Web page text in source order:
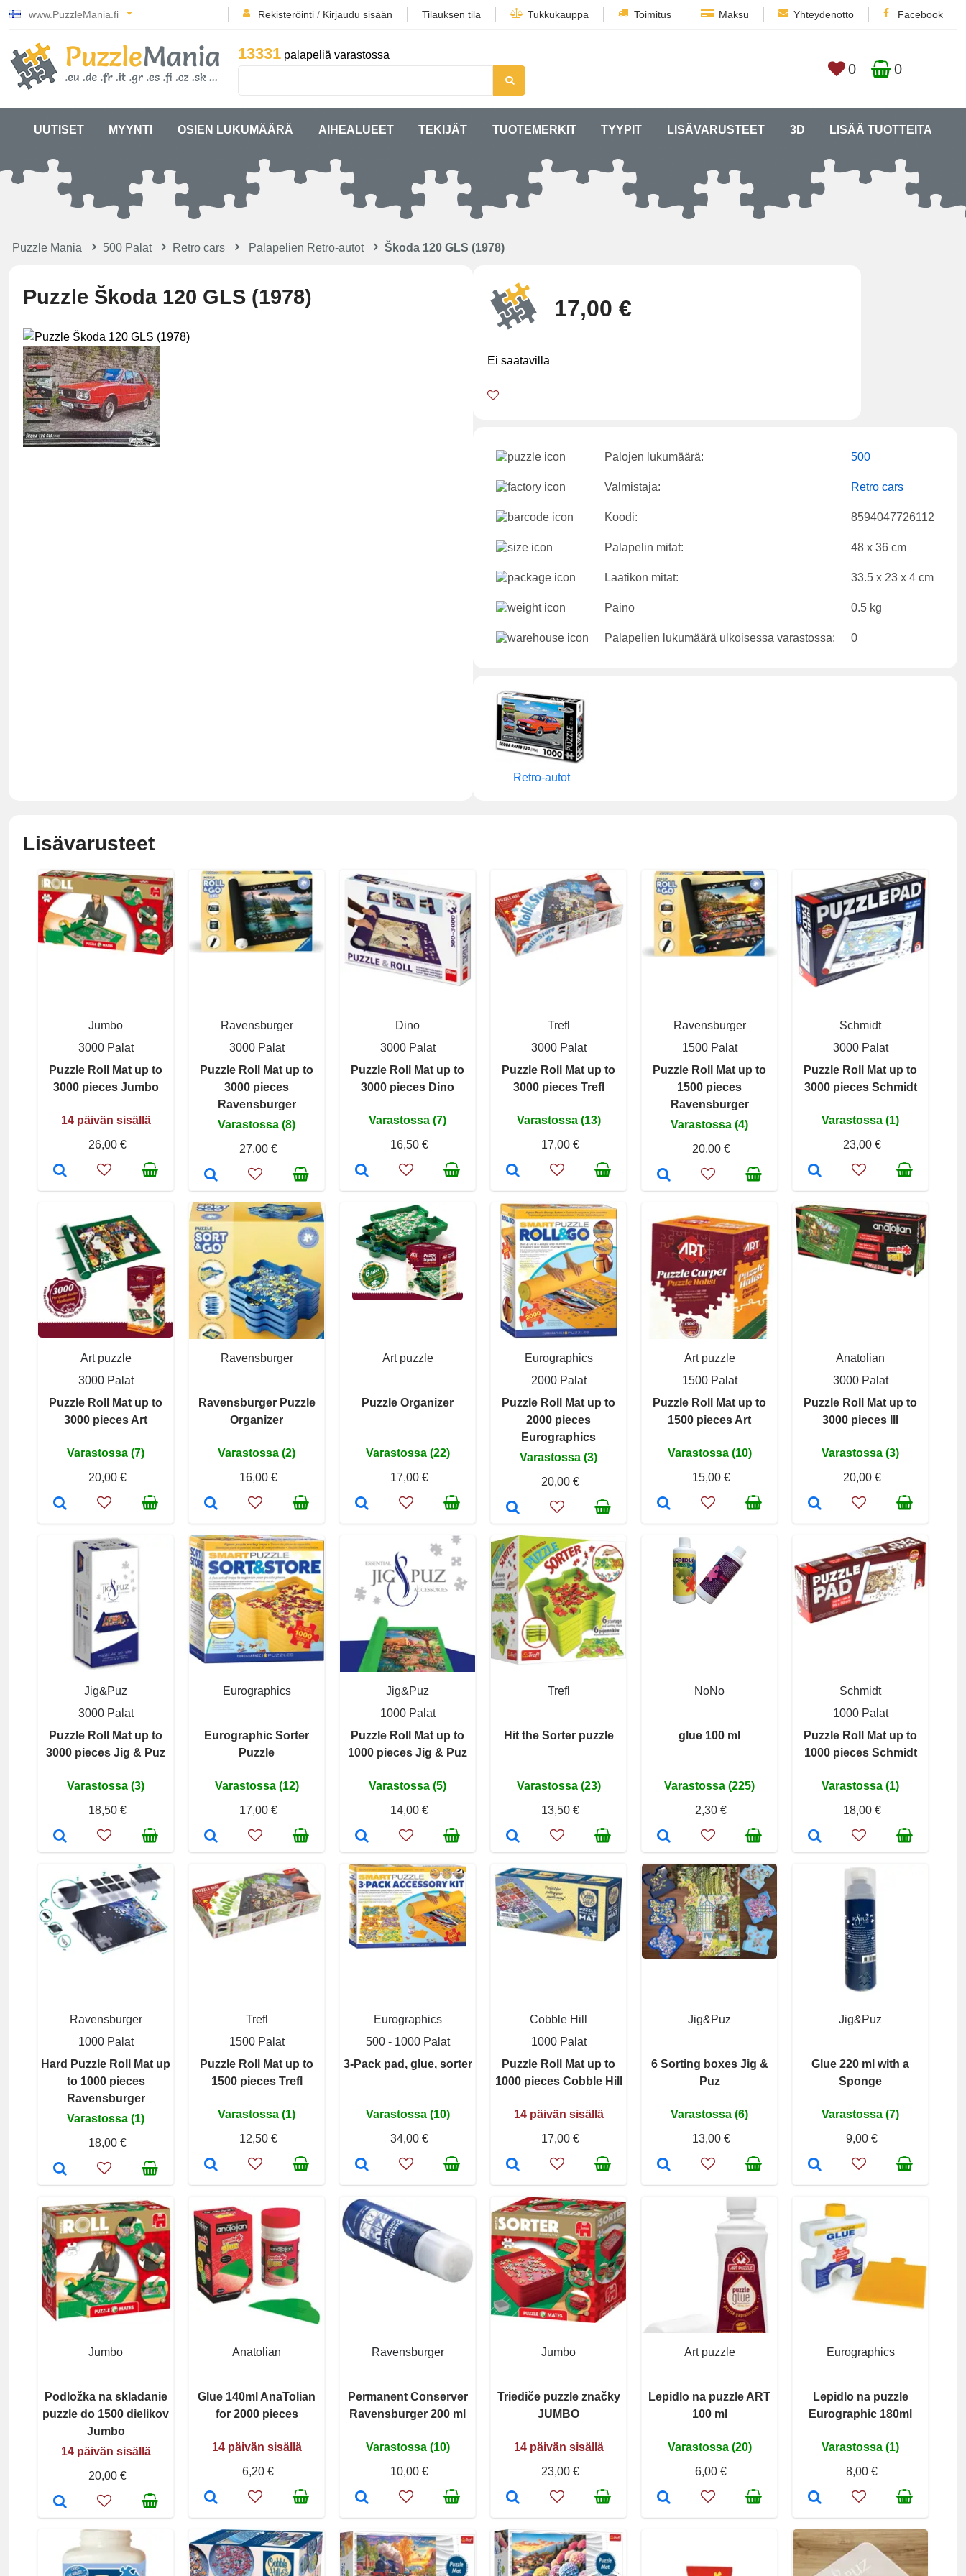
www.PuzzleMania.fi Rekisteröinti / Kirjaudu sisään Tilauksen tila Tukkukauppa Toimitus Maksu Yhteydenotto Facebook
13331 palapeliä varastossa
0 0
UUTISET MYYNTI OSIEN LUKUMÄÄRÄ AIHEALUEET TEKIJÄT TUOTEMERKIT TYYPIT LISÄVARUSTEET 3D LISÄÄ TUOTTEITA
Puzzle Mania 500 Palat Retro cars Palapelien Retro-autot Škoda 120 GLS (1978)
Puzzle Škoda 120 GLS (1978) 17,00 €
Ei saatavilla
Palojen lukumäärä: 500
Valmistaja: Retro cars
Koodi: 8594047726112
Palapelin mitat: 48 x 36 cm
Laatikon mitat: 33.5 x 23 x 4 cm
Paino 0.5 kg
Palapelien lukumäärä ulkoisessa varastossa: 0
Retro-autot
Lisävarusteet
Jumbo
3000 Palat
Puzzle Roll Mat up to
3000 pieces Jumbo
14 päivän sisällä
26,00 €
Ravensburger
3000 Palat
Puzzle Roll Mat up to
3000 pieces
Ravensburger
Varastossa (8)
27,00 €
Dino
3000 Palat
Puzzle Roll Mat up to
3000 pieces Dino
Varastossa (7)
16,50 €
Trefl
3000 Palat
Puzzle Roll Mat up to
3000 pieces Trefl
Varastossa (13)
17,00 €
Ravensburger
1500 Palat
Puzzle Roll Mat up to
1500 pieces
Ravensburger
Varastossa (4)
20,00 €
Schmidt
3000 Palat
Puzzle Roll Mat up to
3000 pieces Schmidt
Varastossa (1)
23,00 €
Art puzzle
3000 Palat
Puzzle Roll Mat up to
3000 pieces Art
Varastossa (7)
20,00 €
Ravensburger
Ravensburger Puzzle
Organizer
Varastossa (2)
16,00 €
Art puzzle
Puzzle Organizer
Varastossa (22)
17,00 €
Eurographics
2000 Palat
Puzzle Roll Mat up to
2000 pieces
Eurographics
Varastossa (3)
20,00 €
Art puzzle
1500 Palat
Puzzle Roll Mat up to
1500 pieces Art
Varastossa (10)
15,00 €
Anatolian
3000 Palat
Puzzle Roll Mat up to
3000 pieces III
Varastossa (3)
20,00 €
Jig&Puz
3000 Palat
Puzzle Roll Mat up to
3000 pieces Jig & Puz
Varastossa (3)
18,50 €
Eurographics
Eurographic Sorter
Puzzle
Varastossa (12)
17,00 €
Jig&Puz
1000 Palat
Puzzle Roll Mat up to
1000 pieces Jig & Puz
Varastossa (5)
14,00 €
Trefl
Hit the Sorter puzzle
Varastossa (23)
13,50 €
NoNo
glue 100 ml
Varastossa (225)
2,30 €
Schmidt
1000 Palat
Puzzle Roll Mat up to
1000 pieces Schmidt
Varastossa (1)
18,00 €
Ravensburger
1000 Palat
Hard Puzzle Roll Mat up
to 1000 pieces
Ravensburger
Varastossa (1)
18,00 €
Trefl
1500 Palat
Puzzle Roll Mat up to
1500 pieces Trefl
Varastossa (1)
12,50 €
Eurographics
500 - 1000 Palat
3-Pack pad, glue, sorter
Varastossa (10)
34,00 €
Cobble Hill
1000 Palat
Puzzle Roll Mat up to
1000 pieces Cobble Hill
14 päivän sisällä
17,00 €
Jig&Puz
6 Sorting boxes Jig &
Puz
Varastossa (6)
13,00 €
Jig&Puz
Glue 220 ml with a
Sponge
Varastossa (7)
9,00 €
Jumbo
Podložka na skladanie
puzzle do 1500 dielikov
Jumbo
14 päivän sisällä
20,00 €
Anatolian
Glue 140ml AnaTolian
for 2000 pieces
14 päivän sisällä
6,20 €
Ravensburger
Permanent Conserver
Ravensburger 200 ml
Varastossa (10)
10,00 €
Jumbo
Triediče puzzle značky
JUMBO
14 päivän sisällä
23,00 €
Art puzzle
Lepidlo na puzzle ART
100 ml
Varastossa (20)
6,00 €
Eurographics
Lepidlo na puzzle
Eurographic 180ml
Varastossa (1)
8,00 €